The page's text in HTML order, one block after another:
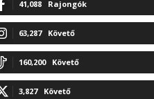
41,088 Rajongók
63,287 Követő
160,200 Követő
3,827 Követő